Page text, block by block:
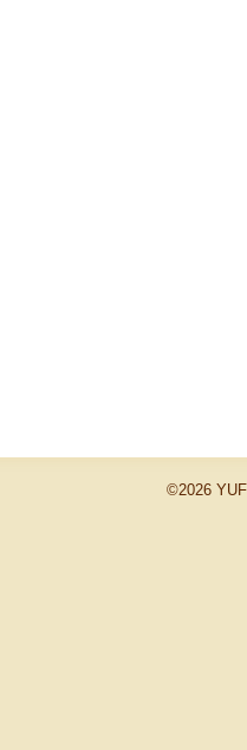
©2026